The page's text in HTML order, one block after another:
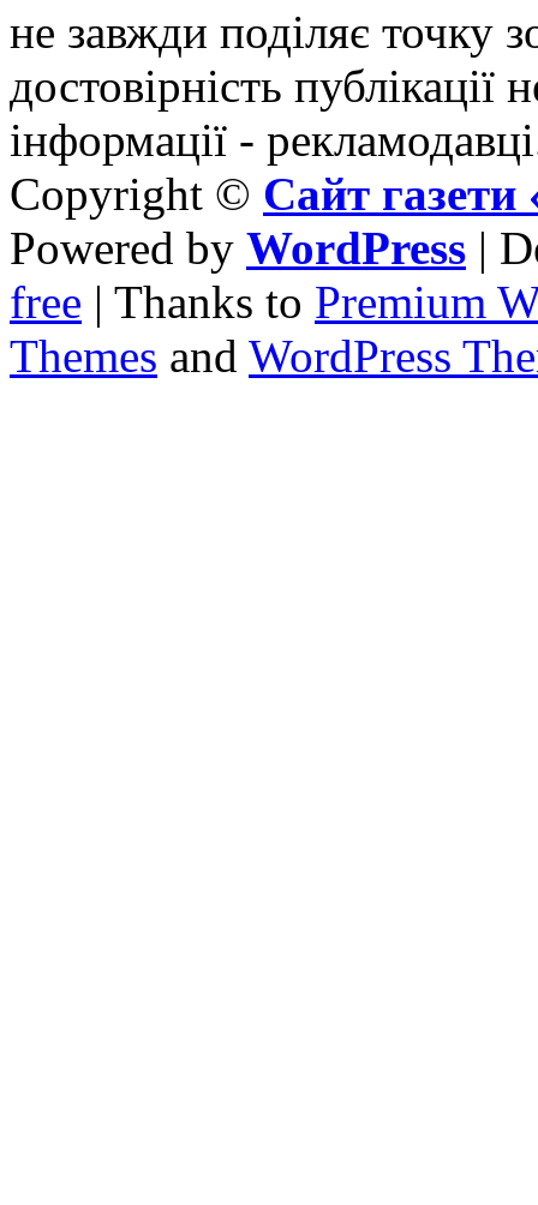
не завжди поділяє точку
достовірність публікації
інформації -
Copyright © Сайт
Powered by WordPress |
free | Thanks to Premium
Themes and WordPress